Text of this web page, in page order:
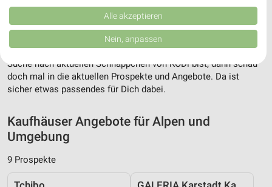
Adresse, Öffnungszeiten und Entfernung alles rund um die KODi
Filiale in Alpen. Den schnellsten Weg zu Deiner Lieblingsfiliale
kannst Du über die Routen-Funktion finden. Wenn Du auf der
Suche nach aktuellen Schnäppchen von KODi bist, dann schau
doch mal in die aktuellen Prospekte und Angebote. Da ist
sicher etwas passendes für Dich dabei.
Kaufhäuser Angebote für Alpen und
Umgebung
9 Prospekte
Kombinationen von Daten aus verschiedenen Quellen. Entwicklung und
Verbesserung der Angebote. Verwendung reduzierter Daten zur Auswahl
von Inhalten.
Daten können außerhalb der Europäischen Union weitergegeben und in die
Website/App.
Partnerliste anzeigen (1 IAB-Anbieter)
Speichern von oder Zugriff auf Informationen
auf einem Endgerät
Verwendung reduzierter Daten zur Auswahl von
Alle akzeptieren
Nein, anpassen